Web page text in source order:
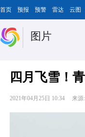
首页 预报 预警 雷达 云图
图片
四月飞雪！
2021年04月25日 10:34 来源